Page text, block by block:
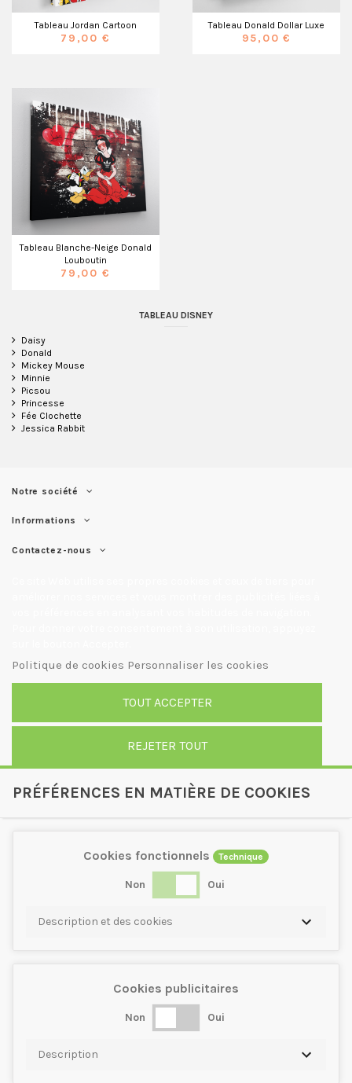
Tableau Jordan Cartoon
79,00 €
Tableau Donald Dollar Luxe
95,00 €
Tableau Blanche-Neige Donald
Louboutin
79,00 €
TABLEAU DISNEY
Daisy
Donald
Mickey Mouse
Minnie
Picsou
Princesse
Fée Clochette
Jessica Rabbit
Notre société
Informations
Contactez-nous
Politique de cookies Personnaliser les cookies
REJETER TOUT
TOUT ACCEPTER
PRÉFÉRENCES EN MATIÈRE DE COOKIES
Cookies fonctionnels Technique
Non Oui
Description et des cookies
Cookies publicitaires
Non Oui
Description